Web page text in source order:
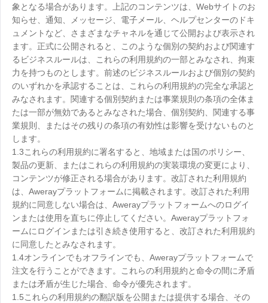
Europe
United Kingdom
English
España
Español
Россия
Русский
Белару́сь
Русский
Україна
English
Deutschland
English
Belgien
English
North America
United States
English
Canada
English
México
Español
South America
象となる場合があります。上記のコンテンツは、Webサイトのお
知らせ、通知、メッセージ、電子メール、ヘルプセンターのドキ
ュメントなど、さまざまなチャネルを通じて公開および表示され
ます。正式に公開されると、このような個別の契約および関連す
るビジネスルールは、これらの利用規約の一部とみなされ、拘束
力を持つものとします。前述のビジネスルールおよび個別の契約
のいずれかを承認することは、これらの利用規約の完全な承認と
みなされます。関連する個別契約または事業規則の条項の全体ま
たは一部が無効であるとみなされた場合、個別契約、関連する事
業規則、またはその残りの条項の有効性は影響を受けないものと
します。
1.3これらの利用規約に署名すると、地域または国のポリシー、
製品の更新、またはこれらの利用規約の実装環境の変更により、
コンテンツが修正される場合があります。改訂された利用規約
は、Awerayプラットフォームに掲載されます。改訂された利用
規約に同意しない場合は、Awerayプラットフォームへのログイ
ンまたは使用を直ちに停止してください。Awerayプラットフォ
ームにログインまたは引き続き使用すると、改訂された利用規約
に同意したとみなされます。
1.4オンラインでもオフラインでも、Awerayプラットフォームで
注文を行うことができます。これらの利用規約と命令の間に矛盾
または矛盾が生じた場合、命令が優先されます。
1.5これらの利用規約の翻訳版を公開または提供する場合、その